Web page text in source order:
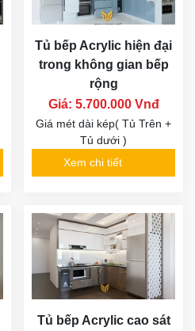
Tủ bếp Acrylic hiện đại
trong không gian bếp
rộng
Giá: 5.700.000 Vnđ
Giá mét dài kép( Tủ Trên +
Tủ dưới )
Xem chi tiết
Tủ bếp Acrylic cao sát